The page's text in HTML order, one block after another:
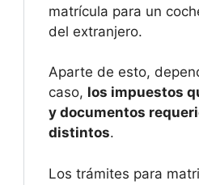
matrícula para un
del extranjero.
Aparte de esto,
caso, los impuestos
y documentos
distintos.
Los trámites para